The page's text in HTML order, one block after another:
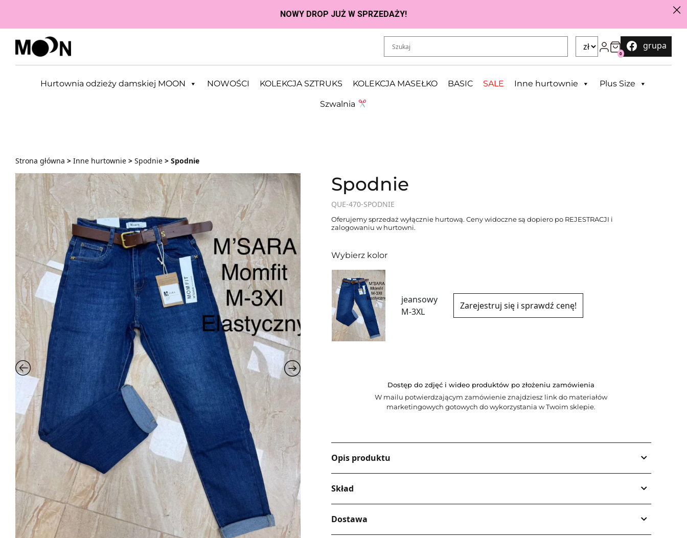
Przejdź do zawartości
0
grupa
Hurtownia odzieży damskiej MOON NOWOŚCI KOLEKCJA SZTRUKS KOLEKCJA MASEŁKO BASIC SALE Inne hurtownie Plus Size
Szwalnia
Strona główna > Inne hurtownie > Spodnie > Spodnie
Spodnie
QUE-470-SPODNIE
Oferujemy sprzedaż wyłącznie hurtową. Ceny widoczne są dopiero po REJESTRACJI i
zalogowaniu w hurtowni.
Wybierz kolor
jeansowy
M-3XL
Zarejestruj się i sprawdź cenę!
Dostęp do zdjęć i wideo produktów po złożeniu zamówienia
W mailu potwierdzającym zamówienie znajdziesz link do materiałów
marketingowych gotowych do wykorzystania w Twoim sklepie.
Opis produktu
Skład
Dostawa